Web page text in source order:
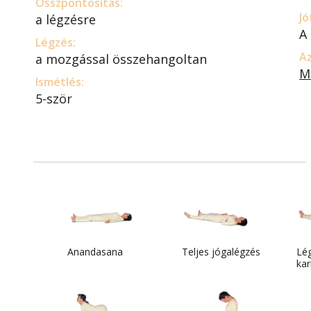
a légzésre
Légzés:
a mozgással összehangoltan
Ismétlés:
5-ször
Anandasana Teljes jógalégzés